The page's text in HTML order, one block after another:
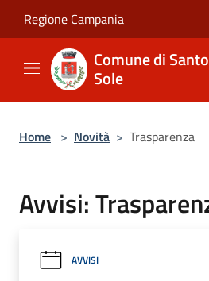
Regione Campania
Comune di
Sole
Home > Novità > Trasparenza
Avvisi:
AVVISI